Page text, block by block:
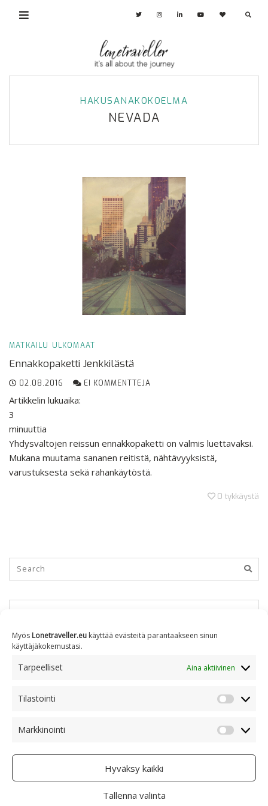
Myös Lonetraveller.eu käyttää evästeitä parantaakseen sinun
käyttäjäkokemustasi.
Tarpeelliset Aina aktiivinen
Tilastointi
Markkinointi
Hyväksy kaikki
Tallenna valinta
HAKUSANAKOKOELMA
NEVADA
MATKAILU ULKOMAAT
Ennakkopaketti Jenkkilästä
02.08.2016 EI KOMMENTTEJA
Artikkelin lukuaika:
3
minuuttia
Yhdysvaltojen reissun ennakkopaketti on valmis luettavaksi.
Mukana muutama sananen reitistä, nähtävyyksistä,
varustuksesta sekä rahankäytöstä.
0 tykkäystä
Kuukausittain
Aiheittain
COPYRIGHT © 2005 - 2023 RAMI RANTA